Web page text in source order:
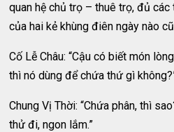
quan hệ chủ trọ – thuê trọ, đủ
của hai kẻ khùng điên ngày nào
Cố Lễ Châu: “Cậu có biết món
thì nó dùng để chứa thứ gì
Chung Vị Thời: “Chứa phân, thì
thử đi, ngon lắm.”